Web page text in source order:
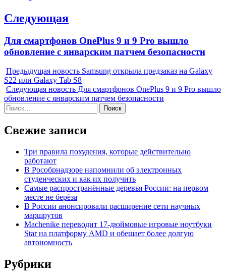
Следующая
Next
post:
Для смартфонов OnePlus 9 и 9 Pro вышло
обновление с январским патчем безопасности
Предыдущая новость Samsung открыла предзаказ на Galaxy
S22 или Galaxy Tab S8
Следующая новость Для смартфонов OnePlus 9 и 9 Pro вышло
обновление с январским патчем безопасности
Найти:
Свежие записи
Три правила похудения, которые действительно
работают
В Рособрнадзоре напомнили об электронных
студенческих и как их получить
Самые распространённые деревья России: на первом
месте не берёза
В России анонсировали расширение сети научных
маршрутов
Machenike переводит 17-дюймовые игровые ноутбуки
Star на платформу AMD и обещает более долгую
автономность
Рубрики